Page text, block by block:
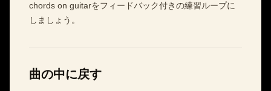
chords on guitarをフィードバック付きの練習ループに
しましょう。
曲の中に戻す